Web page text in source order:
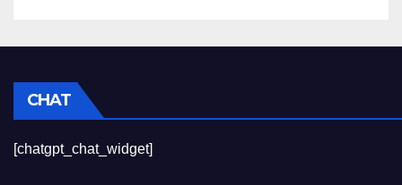
CHAT
[chatgpt_chat_widget]